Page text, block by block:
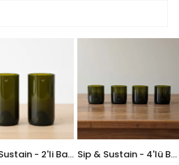
Sip & Sustain - 2'li Bardak Seti - Büyük Bardak Sip & Sustain - 4'lü Bardak Seti - Küçük Bardak